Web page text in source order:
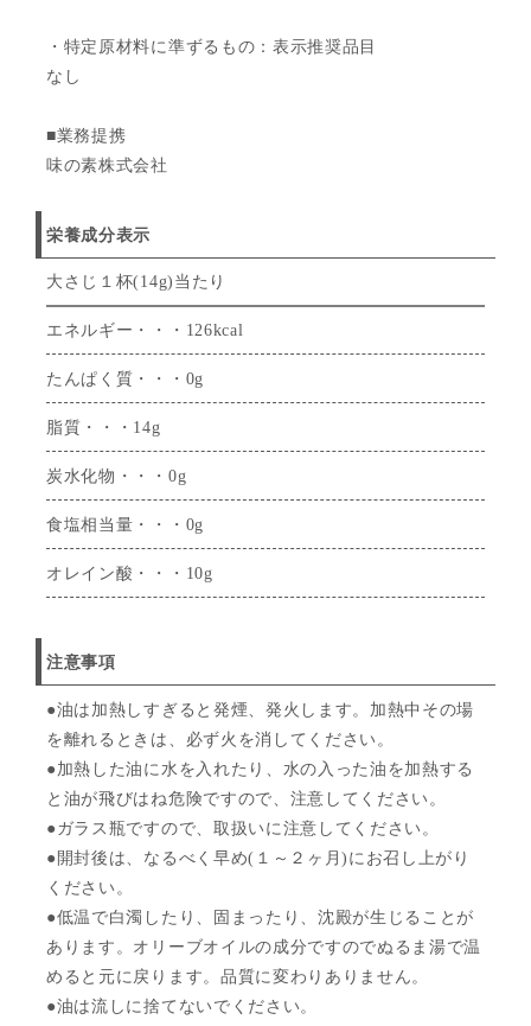
・特定原材料に準ずるもの：表示推奨品目
なし
■業務提携
味の素株式会社
栄養成分表示
大さじ１杯(14g)当たり
エネルギー・・・126kcal
たんぱく質・・・0g
脂質・・・14g
炭水化物・・・0g
食塩相当量・・・0g
オレイン酸・・・10g
注意事項
●油は加熱しすぎると発煙、発火します。加熱中その場
を離れるときは、必ず火を消してください。
●加熱した油に水を入れたり、水の入った油を加熱する
と油が飛びはね危険ですので、注意してください。
●ガラス瓶ですので、取扱いに注意してください。
●開封後は、なるべく早め(１～２ヶ月)にお召し上がり
ください。
●低温で白濁したり、固まったり、沈殿が生じることが
あります。オリーブオイルの成分ですのでぬるま湯で温
めると元に戻ります。品質に変わりありません。
●油は流しに捨てないでください。